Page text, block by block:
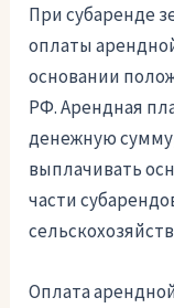
При субаренде
оплаты
основании
РФ. Арендная
денежную
выплачивать
части
Оплата